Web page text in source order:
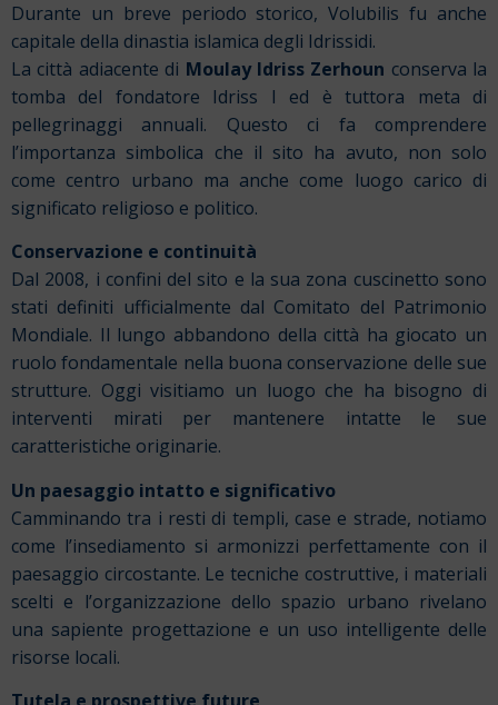
Durante un breve periodo storico, Volubilis fu anche
capitale della dinastia islamica degli Idrissidi.
La città adiacente di Moulay Idriss Zerhoun conserva la
tomba del fondatore Idriss I ed è tuttora meta di
pellegrinaggi annuali. Questo ci fa comprendere
l’importanza simbolica che il sito ha avuto, non solo
come centro urbano ma anche come luogo carico di
significato religioso e politico.
Conservazione e continuità
Dal 2008, i confini del sito e la sua zona cuscinetto sono
stati definiti ufficialmente dal Comitato del Patrimonio
Mondiale. Il lungo abbandono della città ha giocato un
ruolo fondamentale nella buona conservazione delle sue
strutture. Oggi visitiamo un luogo che ha bisogno di
interventi mirati per mantenere intatte le sue
caratteristiche originarie.
Un paesaggio intatto e significativo
Camminando tra i resti di templi, case e strade, notiamo
come l’insediamento si armonizzi perfettamente con il
paesaggio circostante. Le tecniche costruttive, i materiali
scelti e l’organizzazione dello spazio urbano rivelano
una sapiente progettazione e un uso intelligente delle
risorse locali.